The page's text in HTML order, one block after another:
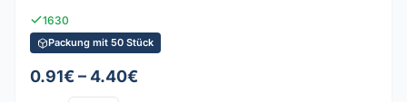
1630
Packung mit 50 Stück
0.91€ – 4.40€